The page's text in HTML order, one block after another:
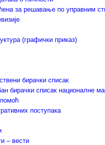
за решавање по управним
(графички приказ)
бирачки списак
бирачки списак националне
поступака
– вести